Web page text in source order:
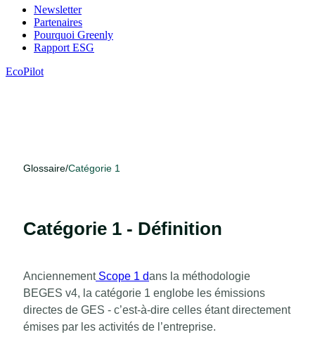
Newsletter
Partenaires
Pourquoi Greenly
Rapport ESG
EcoPilot
Glossaire/Catégorie 1
Catégorie 1 - Définition
AnciennementScope 1 dans la méthodologie
BEGES v4, la catégorie 1 englobe les émissions
directes de GES - c’est-à-dire celles étant directement
émises par les activités de l’entreprise.